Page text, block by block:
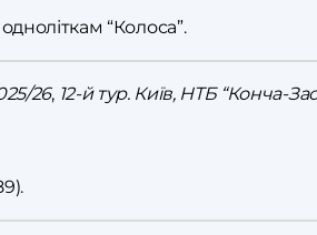
“Колоса”.
26, 12-й тур. Київ, НТБ “Конча-